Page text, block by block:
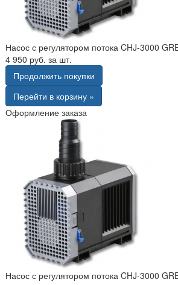
Насос с регулятором потока CHJ-3000
4 950 руб. за шт.
Продолжить покупки
Перейти в корзину »
Оформление заказа
Насос с регулятором потока CHJ-3000